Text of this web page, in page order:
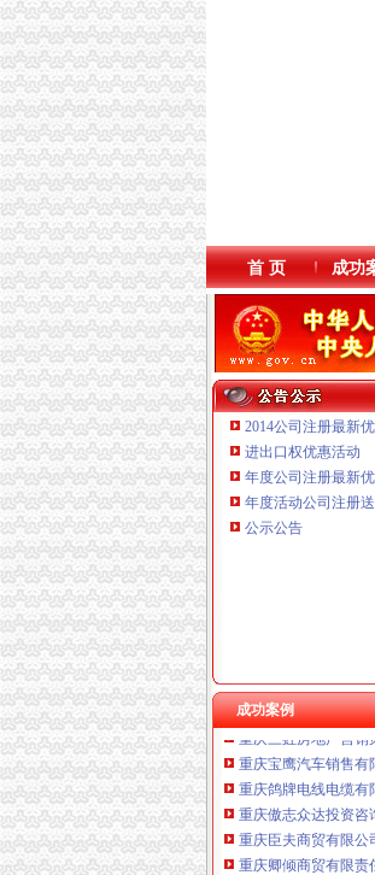
本站导航
首 页 成功
2014公司注册最新
进出口权优惠活动
年度公司注册最新
年度活动公司注册
公示公告
成功案例
重庆鸽牌电线电缆有
重庆傲志众达投资咨
重庆臣夫商贸有限公
重庆奕欣锦诚商贸有
重庆信同广告有限公
重庆三虹房地产营
重庆宝鹰汽车销售有
重庆鸽牌电线电缆有
重庆傲志众达投资咨
重庆臣夫商贸有限公
重庆卿倾商贸有限责
重庆国洪体育设施有